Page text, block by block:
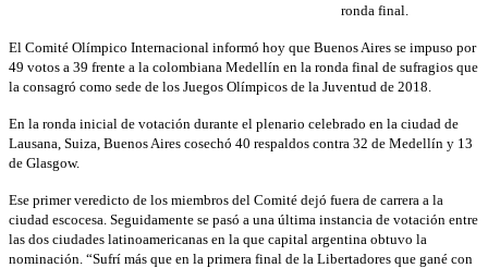
ronda final.
El Comité Olímpico Internacional informó hoy que Buenos Aires se impuso por
49 votos a 39 frente a la colombiana Medellín en la ronda final de sufragios que
la consagró como sede de los Juegos Olímpicos de la Juventud de 2018.
En la ronda inicial de votación durante el plenario celebrado en la ciudad de
Lausana, Suiza, Buenos Aires cosechó 40 respaldos contra 32 de Medellín y 13
de Glasgow.
Ese primer veredicto de los miembros del Comité dejó fuera de carrera a la
ciudad escocesa. Seguidamente se pasó a una última instancia de votación entre
las dos ciudades latinoamericanas en la que capital argentina obtuvo la
nominación. “Sufrí más que en la primera final de la Libertadores que gané con